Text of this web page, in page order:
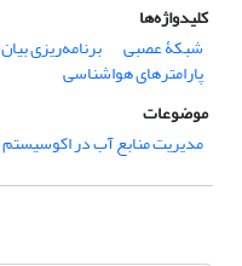
کلیدواژه‌ها
شبکۀ عصبی
برنامه‌ریزی
پارامترهای هواشناسی
موضوعات
مدیریت منابع آب در